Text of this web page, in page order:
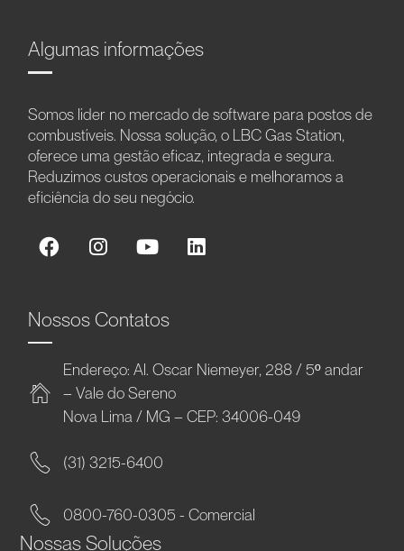
Algumas informações
Somos líder no mercado de software para postos de
combustíveis. Nossa solução, o LBC Gas Station,
oferece uma gestão eficaz, integrada e segura.
Reduzimos custos operacionais e melhoramos a
eficiência do seu negócio.
Nossos Contatos
Endereço: Al. Oscar Niemeyer, 288 / 5º andar
– Vale do Sereno
Nova Lima / MG – CEP: 34006-049
(31) 3215-6400
0800-760-0305 - Comercial
Nossas Soluções